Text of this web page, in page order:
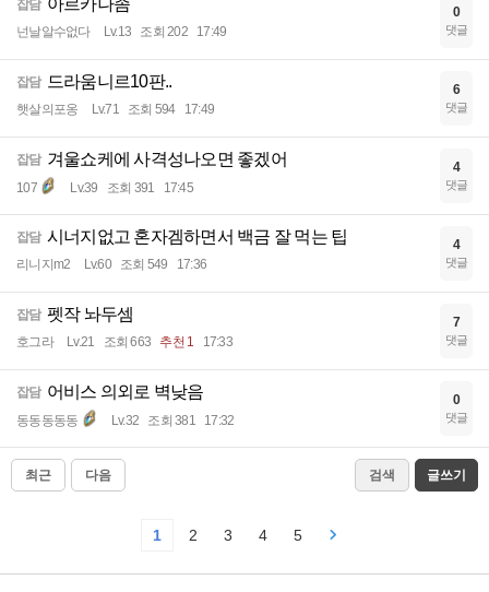
잡담 아르카나좀
넌날알수없다 Lv.13 조회 202 17:49
0
댓글
잡담 드라움니르10판..
햇살의포옹 Lv.71 조회 594 17:49
6
댓글
잡담 겨울쇼케에 사격성나오면 좋겠어
107 Lv.39 조회 391 17:45
4
댓글
잡담 시너지없고 혼자겜하면서 백금 잘 먹는 팁
리니지m2 Lv.60 조회 549 17:36
4
댓글
잡담 펫작 놔두셈
호그라 Lv.21 조회 663 추천 1 17:33
7
댓글
잡담 어비스 의외로 벽낮음
동동동동동 Lv.32 조회 381 17:32
0
댓글
최근 다음 검색 글쓰기
1 2 3 4 5